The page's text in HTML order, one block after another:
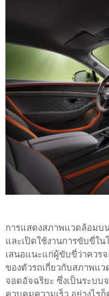
การแสดงสภาพแวดล้อมบ
และเปิดใช้งานการขับขี่ใ
เสนอแนะแก่ผู้ขับขี่ว่าควร
ของตัวรถเกี่ยวกับสภาพแ
จอดอัจฉริยะ ซึ่งเป็นระบบ